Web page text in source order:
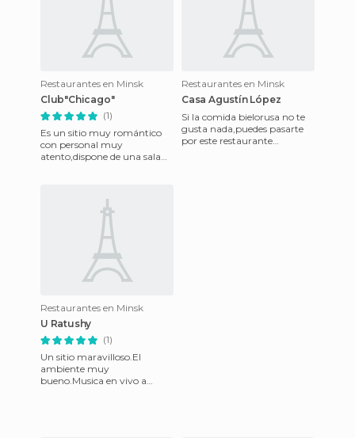
Restaurantes en Minsk
Club"Chicago"
(1)
Es un sitio muy romántico
con personal muy
atento,dispone de una sala
Restaurantes en Minsk
Casa Agustín López
Si la comida bielorusa no te
gusta nada,puedes pasarte
por este restaurante
Restaurantes en Minsk
U Ratushy
(1)
Un sitio maravilloso.El
ambiente muy
bueno.Musica en vivo a